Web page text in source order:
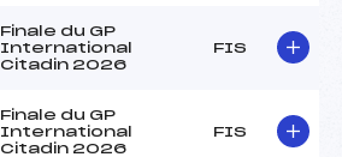
Finale du GP
International
Citadin 2026
FIS
Finale du GP
International
Citadin 2026
FIS